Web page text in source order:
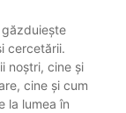
cercetării.
noștri, cine și
cine și cum
la lumea în